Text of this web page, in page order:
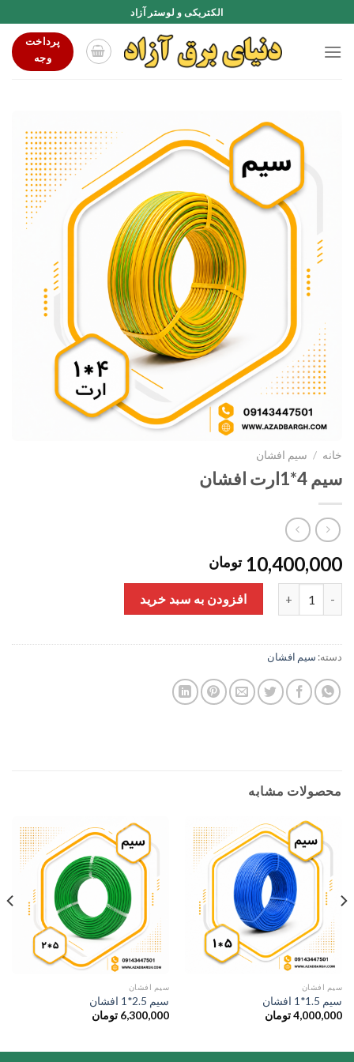
to
content
الکتریکی و لوستر آزاد
پرداخت
وجه
خانه / سیم افشان
سیم 4*1ارت افشان
10,400,000 تومان
افزودن به سبد خرید
دسته: سیم افشان
محصولات مشابه
سیم افشان
سیم 1.5*1 افشان
4,000,000 تومان
سیم افشان
سیم 2.5*1 افشان
6,300,000 تومان